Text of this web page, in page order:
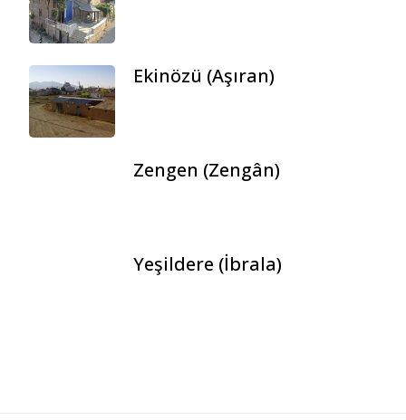
Ekinözü (Aşıran)
Zengen (Zengân)
Yeşildere (İbrala)